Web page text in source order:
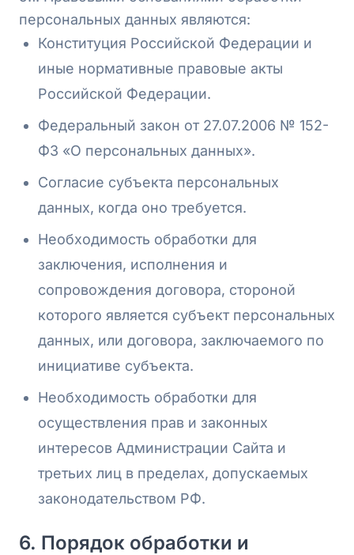
персональных данных являются:
Конституция Российской Федерации и
иные нормативные правовые акты
Российской Федерации.
Федеральный закон от 27.07.2006 № 152-
ФЗ «О персональных данных».
Согласие субъекта персональных
данных, когда оно требуется.
Необходимость обработки для
заключения, исполнения и
сопровождения договора, стороной
которого является субъект персональных
данных, или договора, заключаемого по
инициативе субъекта.
Необходимость обработки для
осуществления прав и законных
интересов Администрации Сайта и
третьих лиц в пределах, допускаемых
законодательством РФ.
6. Порядок обработки и